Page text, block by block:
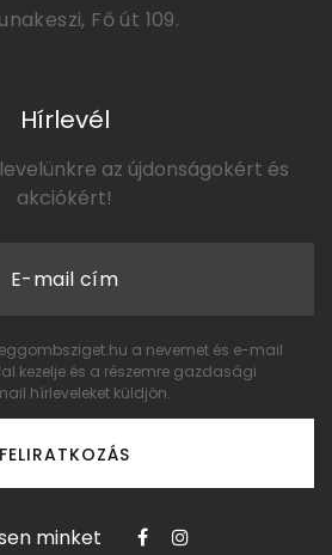
Fő út 109.
Hírlevél
az újdonságokért és
akciókért!
E-mail cím
a nevemet és e-mail
kezelje és a részemre gazdasági
hírleveleket küldjön.
FELIRATKOZÁS
minket